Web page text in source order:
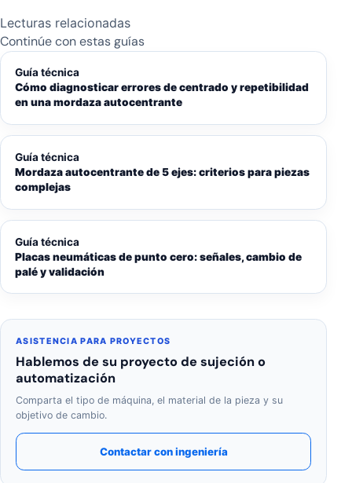
ASISTENCIA PARA PROYECTOS
Hablemos de su proyecto de sujeción o
automatización
Comparta el tipo de máquina, el material de la pieza y su
objetivo de cambio.
Contactar con ingeniería
Lecturas relacionadas
Continúe con estas guías
Guía técnica
Cómo diagnosticar errores de centrado y repetibilidad
en una mordaza autocentrante
Guía técnica
Mordaza autocentrante de 5 ejes: criterios para piezas
complejas
Guía técnica
Placas neumáticas de punto cero: señales, cambio de
palé y validación